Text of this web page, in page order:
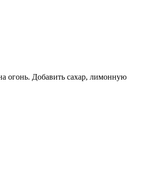
огонь. Добавить сахар, лимонную